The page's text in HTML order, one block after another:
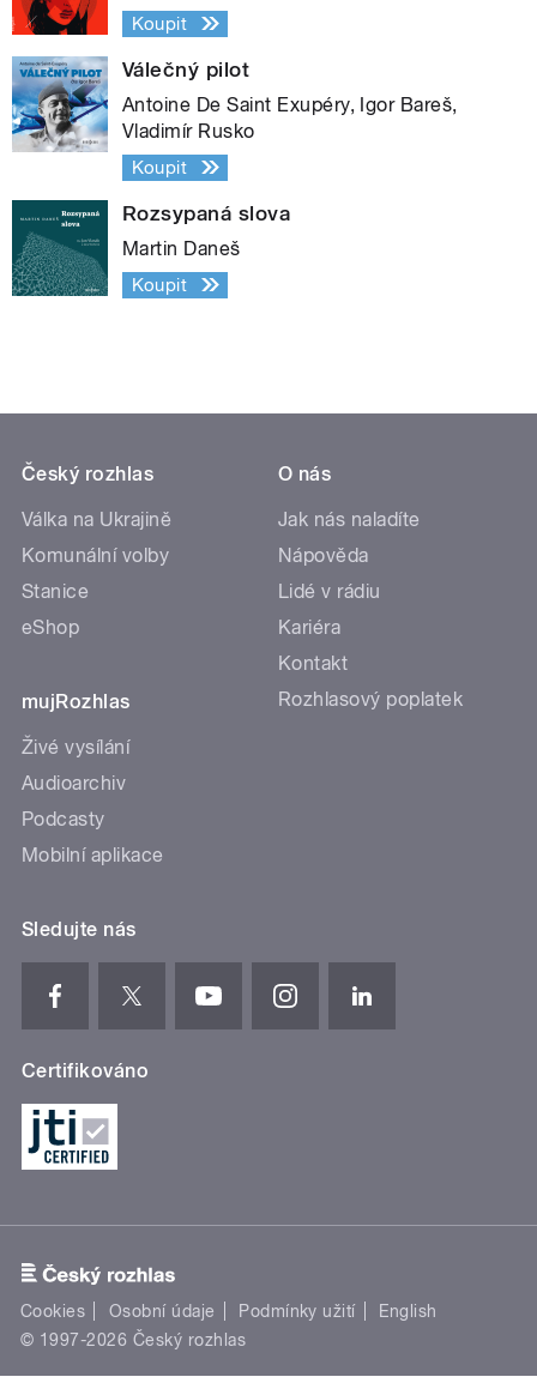
Koupit
Válečný pilot
Antoine De Saint Exupéry, Igor Bareš,
Vladimír Rusko
Koupit
Rozsypaná slova
Martin Daneš
Koupit
Český rozhlas
Válka na Ukrajině
Komunální volby
Stanice
eShop
mujRozhlas
Živé vysílání
Audioarchiv
Podcasty
Mobilní aplikace
O nás
Jak nás naladíte
Nápověda
Lidé v rádiu
Kariéra
Kontakt
Rozhlasový poplatek
Sledujte nás
Certifikováno
Cookies Osobní údaje Podmínky užití
English
© 1997-2026 Český rozhlas